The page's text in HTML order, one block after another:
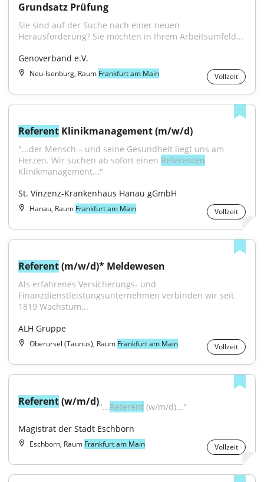
Grundsatz Prüfung
Sie sind auf der Suche nach einer neuen
Herausforderung? Sie möchten in Ihrem Arbeitsumfeld...
Genoverband e.V.
Neu-Isenburg, Raum Frankfurt am Main Vollzeit
Referent Klinikmanagement (m/w/d)
"...der Mensch – und seine Gesundheit liegt uns am
Herzen. Wir suchen ab sofort einen Referenten
Klinikmanagement..."
St. Vinzenz-Krankenhaus Hanau gGmbH
Hanau, Raum Frankfurt am Main Vollzeit
Referent (m/w/d)* Meldewesen
Als erfahrenes Versicherungs- und
Finanzdienstleistungsunternehmen verbinden wir seit
1819 Wachstum...
ALH Gruppe
Oberursel (Taunus), Raum Frankfurt am Main Vollzeit
Referent (w/m/d)"...Referent (w/m/d)..."
Magistrat der Stadt Eschborn
Eschborn, Raum Frankfurt am Main Vollzeit